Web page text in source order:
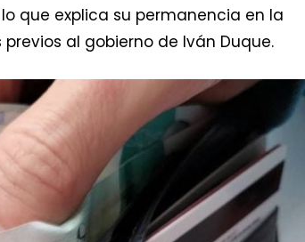
que explica su permanencia en la
al gobierno de Iván Duque.